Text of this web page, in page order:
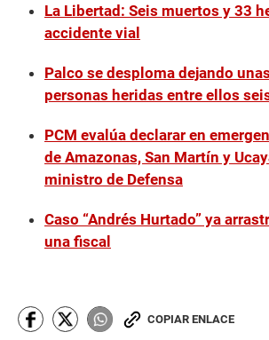
La Libertad: Seis muertos y 33
accidente vial
Palco se desploma dejando
personas heridas entre ellos
PCM evalúa declarar en
de Amazonas, San Martín y
ministro de Defensa
Caso “Andrés Hurtado” ya
una fiscal
COPIAR ENLACE